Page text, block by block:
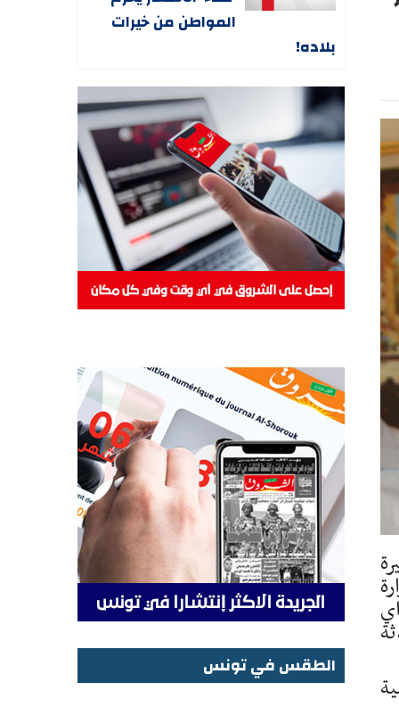
المواطن من خيرات
بلاده!
الطقس في تونس